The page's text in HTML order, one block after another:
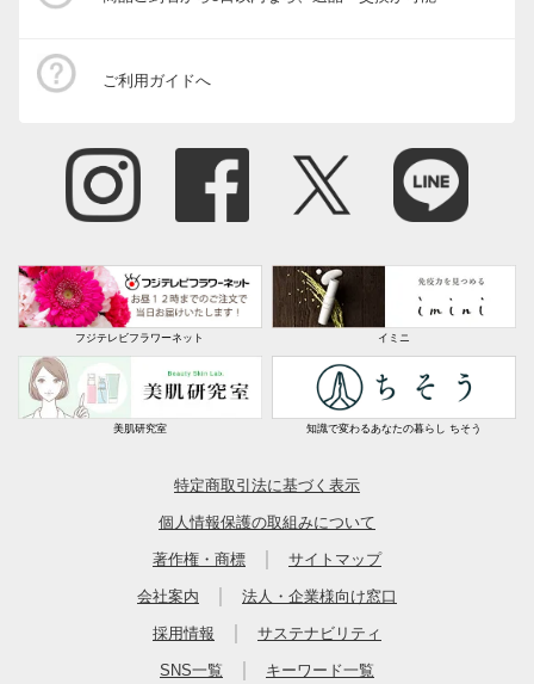
インテリアフラワー
ご利用ガイドへ
フジテレビフラワーネット イミニ
美肌研究室 知識で変わるあなたの暮らし ちそう
特定商取引法に基づく表示
個人情報保護の取組みについて
著作権・商標 サイトマップ
会社案内 法人・企業様向け窓口
採用情報 サステナビリティ
SNS一覧 キーワード一覧